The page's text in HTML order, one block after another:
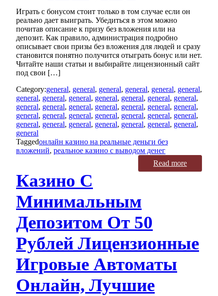
Играть с бонусом стоит только в том случае если он
реально дает выиграть. Убедиться в этом можно
почитав описание к призу без вложения или на
депозит. Как правило, администрация подробно
описывает свои призы без вложения для людей и сразу
становится понятно получится отыграть бонус или нет.
Читайте наши статьи и выбирайте лицензионный сайт
под свои […]
Category:general, general, general, general, general, general,
general, general, general, general, general, general, general,
general, general, general, general, general, general, general,
general, general, general, general, general, general, general,
general, general, general, general, general, general, general,
general
Taggedонлайн казино на реальные деньги без
вложений, реальное казино с выводом денег
Read more
Казино С
Минимальным
Депозитом От 50
Рублей Лицензионные
Игровые Автоматы
Онлайн, Лучшие